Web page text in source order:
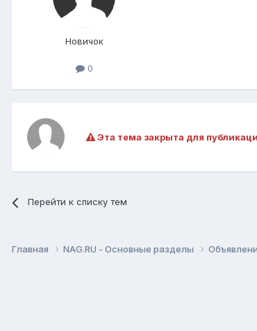
Новичок
0
Эта тема закрыта для
Перейти к списку тем
Главная NAG.RU - Основные разделы